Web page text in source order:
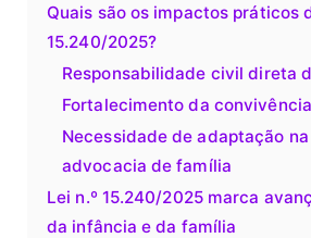
Quais são os impactos práticos
15.240/2025?
Responsabilidade civil direta
Fortalecimento da
Necessidade de adaptação
advocacia de família
Lei n.º 15.240/2025 marca
da infância e da família